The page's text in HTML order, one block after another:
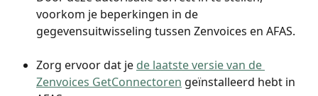
voorkom je beperkingen in de
gegevensuitwisseling tussen Zenvoices en AFAS.
Zorg ervoor dat je de laatste versie van de
Zenvoices GetConnectoren geïnstalleerd hebt in